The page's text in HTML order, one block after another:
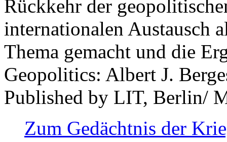
Rückkehr der
internationalen Austausch
Thema gemacht und die
Geopolitics: Albert J.
Published by LIT, Berlin/
Zum Gedächtnis der